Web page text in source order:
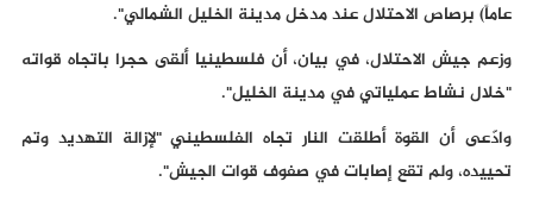
عاماً) برصاص الاحتلال عند مدخل مدينة الخليل الشمالي".
وزعم جيش الاحتلال، في بيان، أن فلسطينيا ألقى حجرا باتجاه قواته
"خلال نشاط عملياتي في مدينة الخليل".
وادّعى أن القوة أطلقت النار تجاه الفلسطيني "لإزالة التهديد وتم
تحييده، ولم تقع إصابات في صفوف قوات الجيش".